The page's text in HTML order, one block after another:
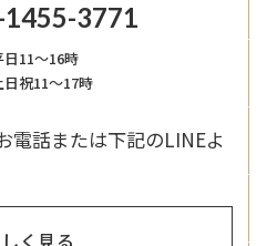
3771
日11〜16時
日祝11〜17時
電話または下記のLINEよ
く見る